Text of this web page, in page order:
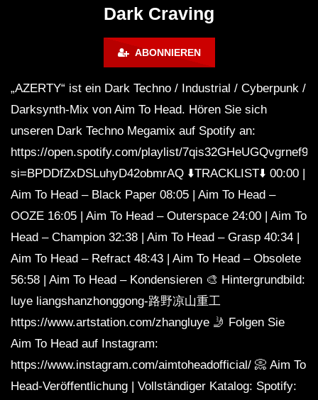
Dark Craving
ABONNIEREN
„AZERTY“ ist ein Dark Techno / Industrial / Cyberpunk /
Darksynth-Mix von Aim To Head. Hören Sie sich
unseren Dark Techno Megamix auf Spotify an:
https://open.spotify.com/playlist/
si=BPDDfZxDSLuhyD42obmrAQ ⬇️TRACKLIST⬇️ 00:00 |
Aim To Head – Black Paper 08:05 | Aim To Head –
OOZE 16:05 | Aim To Head – Outerspace 24:00 | Aim To
Head – Champion 32:38 | Aim To Head – Grasp 40:34 |
Aim To Head – Refract 48:43 | Aim To Head – Obsolete
56:58 | Aim To Head – Kondensieren 🎨 Hintergrundbild:
luye liangshanzhonggong-路野凉山重工
https://www.artstation.com/zhangluye 🤳 Folgen Sie
Aim To Head auf Instagram:
https://www.instagram.com/aimtoheadofficial/ 📀 Aim To
Head-Veröffentlichung | Vollständiger Katalog: Spotify: